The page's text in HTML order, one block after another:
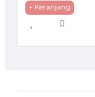
+ Keranjang